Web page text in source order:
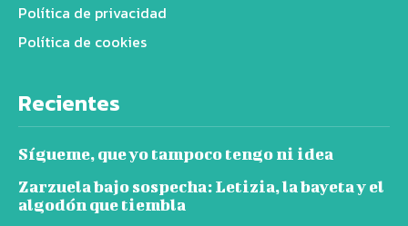
Política de privacidad
Política de cookies
Recientes
Sígueme, que yo tampoco tengo ni idea
Zarzuela bajo sospecha: Letizia, la bayeta y el
algodón que tiembla